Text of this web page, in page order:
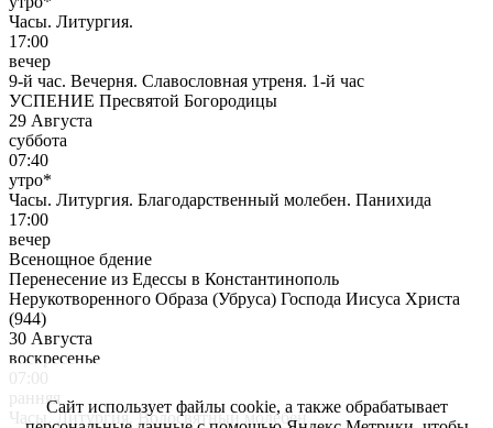
Часы. Литургия.
17:00
вечер
9-й час. Вечерня. Славословная утреня. 1-й час
УСПЕНИЕ Пресвятой Богородицы
29 Августа
суббота
07:40
утро*
Часы. Литургия. Благодарственный молебен. Панихида
17:00
вечер
Всенощное бдение
Перенесение из Едессы в Константинополь
Нерукотворенного Образа (Убруса) Господа Иисуса Христа
(944)
30 Августа
воскресенье
07:00
ранняя
Часы. Литургия. Водосвятный молебен
Сайт использует файлы cookie, а также обрабатывает